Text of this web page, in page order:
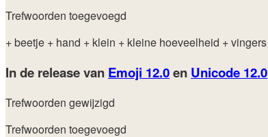
Trefwoorden toegevoegd
+ beetje + hand + klein + kleine hoeveelheid + vingers
In de release van Emoji 12.0en Unicode 12.0
Trefwoorden gewijzigd
Trefwoorden toegevoegd